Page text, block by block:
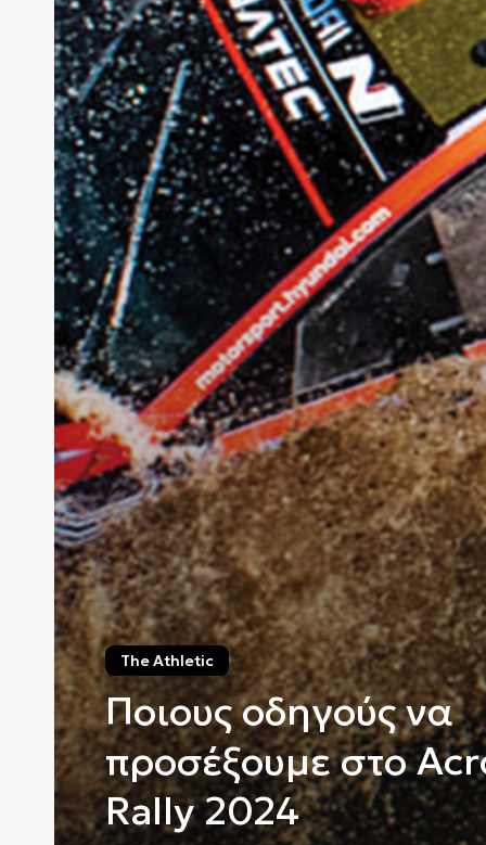
The Athletic
Ποιους οδηγούς να
προσέξουμε στο
Rally 2024